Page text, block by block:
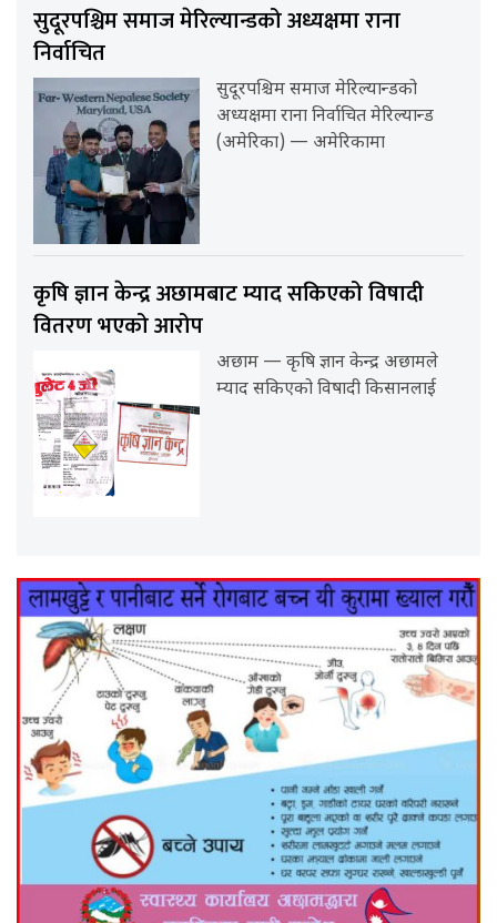
सुदूरपश्चिम समाज मेरिल्यान्डको अध्यक्षमा राना
निर्वाचित
सुदूरपश्चिम समाज मेरिल्यान्डको
अध्यक्षमा राना निर्वाचित मेरिल्यान्ड
(अमेरिका) — अमेरिकामा
कृषि ज्ञान केन्द्र अछामबाट म्याद सकिएको विषादी
वितरण भएको आरोप
अछाम — कृषि ज्ञान केन्द्र अछामले
म्याद सकिएको विषादी किसानलाई